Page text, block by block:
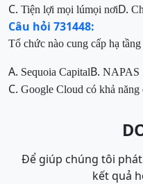
C. Tiện lợi mọi lúmọi nơiD.
Câu hỏi 731448:
Tổ chức nào cung cấp hạ
A. Sequoia CapitalB. NAPAS
C. Google Cloud có khả
Để giúp chúng tôi
kết quả